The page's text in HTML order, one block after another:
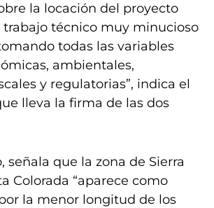
la locación del proyecto
técnico muy minucioso
todas las variables
ambientales,
y regulatorias”, indica el
lleva la firma de las dos
señala que la zona de Sierra
Colorada “aparece como
la menor longitud de los